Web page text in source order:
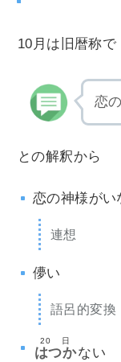
10月は旧暦称で
恋
との解釈から
恋の神様がい
連想
儚い
語呂的変換
はつか
20日
ない